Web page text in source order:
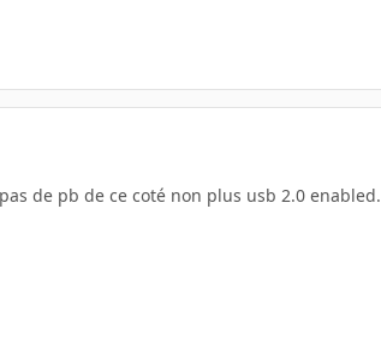
de pb de ce coté non plus usb 2.0 enabled.